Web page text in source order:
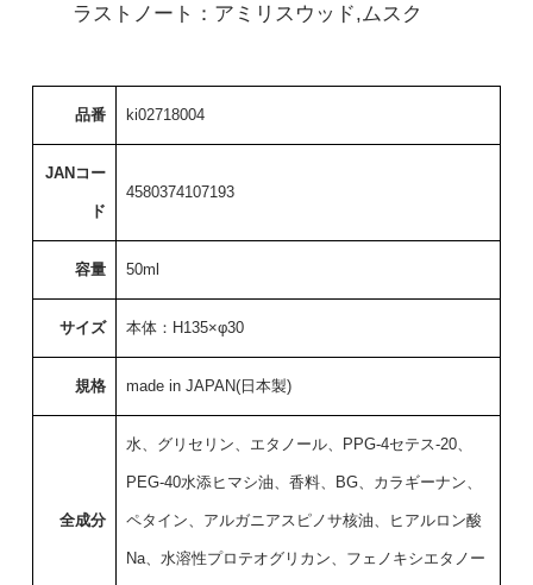
ラストノート：アミリスウッド,ムスク
品番 ki02718004
JANコー
ド
4580374107193
容量 50ml
サイズ 本体：H135×φ30
規格 made in JAPAN(日本製)
全成分
水、グリセリン、エタノール、PPG-4セテス-20、
PEG-40水添ヒマシ油、香料、BG、カラギーナン、
ペタイン、アルガニアスピノサ核油、ヒアルロン酸
Na、水溶性プロテオグリカン、フェノキシエタノー